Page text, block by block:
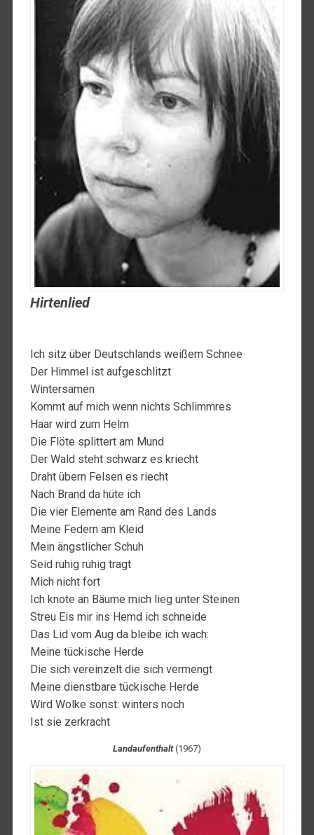
Hirtenlied
Ich sitz über Deutschlands weißem Schnee
Der Himmel ist aufgeschlitzt
Wintersamen
Kommt auf mich wenn nichts Schlimmres
Haar wird zum Helm
Die Flöte splittert am Mund
Der Wald steht schwarz es kriecht
Draht übern Felsen es riecht
Nach Brand da hüte ich
Die vier Elemente am Rand des Lands
Meine Federn am Kleid
Mein ängstlicher Schuh
Seid ruhig ruhig tragt
Mich nicht fort
Ich knote an Bäume mich lieg unter Steinen
Streu Eis mir ins Hemd ich schneide
Das Lid vom Aug da bleibe ich wach:
Meine tückische Herde
Die sich vereinzelt die sich vermengt
Meine dienstbare tückische Herde
Wird Wolke sonst: winters noch
Ist sie zerkracht
Landaufenthalt(1967)